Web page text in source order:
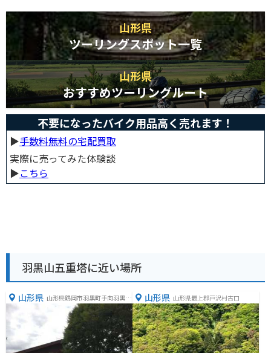
山形県
ツーリングスポット一覧
山形県
おすすめツーリングルート
不要になったバイク用品高く売れます！
▶︎手数料無料の宅配買取
実際に売ってみた体験談
▶︎こちら
羽黒山五重塔に近い場所
山形県 山形県鶴岡市羽黒町手向羽黒山
１４７−５
山形県 山形県最上郡戸沢村古口